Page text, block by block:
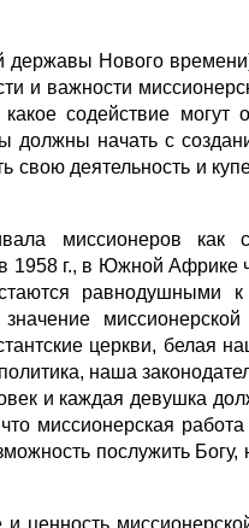
державы Нового
и важности
содействие
начать с
свою деятельность и
миссионеров как
г., в Южной Африке
равнодушными к
значение
церкви, белая
наша
и каждая девушка
миссионерская
послужить
ценность